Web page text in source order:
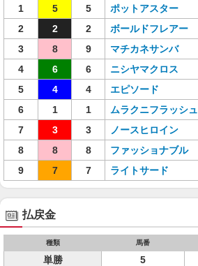
1 5 5 ポットアスター
2
2 2 ボールドフレアー
3
8 9 マチカネサンバ
4
6 6 ニシヤマクロス
5
4 4 エピソード
6
1 1 ムラクニフラッシュ
7
3 3 ノースヒロイン
8
8 8 ファッショナブル
9
7 7 ライトサード
払戻金
種類 馬番
単勝 5